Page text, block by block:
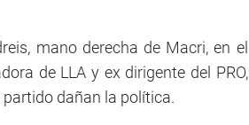
mano derecha de Macri, en el
de LLA y ex dirigente del PRO,
dañan la política.